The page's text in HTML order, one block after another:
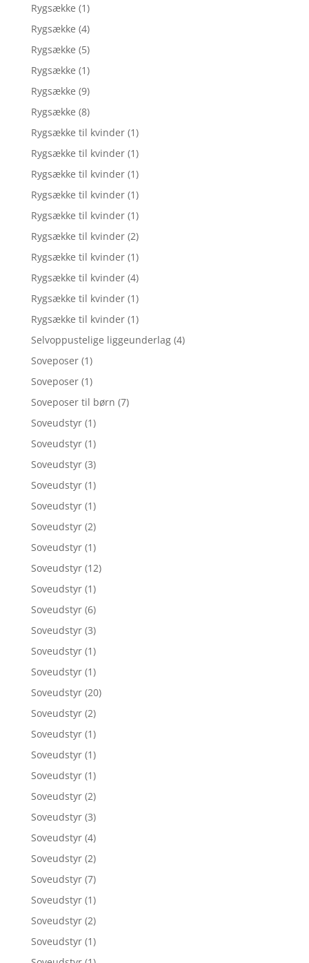
Rygsække (1)
Rygsække (4)
Rygsække (5)
Rygsække (1)
Rygsække (9)
Rygsække (8)
Rygsække til kvinder (1)
Rygsække til kvinder (1)
Rygsække til kvinder (1)
Rygsække til kvinder (1)
Rygsække til kvinder (1)
Rygsække til kvinder (2)
Rygsække til kvinder (1)
Rygsække til kvinder (4)
Rygsække til kvinder (1)
Rygsække til kvinder (1)
Selvoppustelige liggeunderlag (4)
Soveposer (1)
Soveposer (1)
Soveposer til børn (7)
Soveudstyr (1)
Soveudstyr (1)
Soveudstyr (3)
Soveudstyr (1)
Soveudstyr (1)
Soveudstyr (2)
Soveudstyr (1)
Soveudstyr (12)
Soveudstyr (1)
Soveudstyr (6)
Soveudstyr (3)
Soveudstyr (1)
Soveudstyr (1)
Soveudstyr (20)
Soveudstyr (2)
Soveudstyr (1)
Soveudstyr (1)
Soveudstyr (1)
Soveudstyr (2)
Soveudstyr (3)
Soveudstyr (4)
Soveudstyr (2)
Soveudstyr (7)
Soveudstyr (1)
Soveudstyr (2)
Soveudstyr (1)